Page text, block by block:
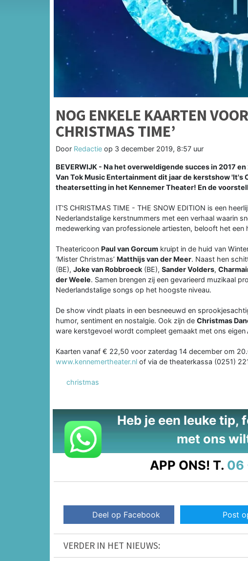
NOG ENKELE KAARTEN
CHRISTMAS TIME’
Door Redactie op 3 december 2019, 8:57 uur
BEVERWIJK - Na het overweldigende succes in 2017
Van Tok Music Entertainment dit jaar de kerstshow 'It's
theatersetting in het Kennemer Theater! En de
IT'S CHRISTMAS TIME - THE SNOW EDITION is een
Nederlandstalige kerstnummers met een verhaal waarin
medewerking van professionele artiesten, belooft het
Theatericoon Paul van Gorcum kruipt in de huid van
‘Mister Christmas’ Matthijs van der Meer. Naast hen
(BE), Joke van Robbroeck (BE), Sander Volders,
der Weele. Samen brengen zij een gevarieerd muzikaal
Nederlandstalige songs op het hoogste niveau.
De show vindt plaats in een besneeuwd en
humor, sentiment en nostalgie. Ook zijn de Christmas
ware kerstgevoel wordt compleet gemaakt met ons eigen
Kaarten vanaf € 22,50 voor zaterdag 14 december om
www.kennemertheater.nl of via de theaterkassa (0251)
christmas
Heb je een leuke tip,
met ons
APP ONS! T. 06
Deel op Facebook Post
VERDER IN HET NIEUWS: